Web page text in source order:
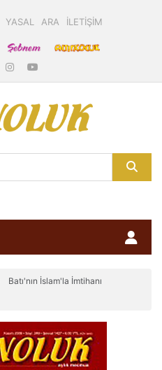
YASAL ARA İLETİŞİM
Batı'nın İslam'la İmtihanı